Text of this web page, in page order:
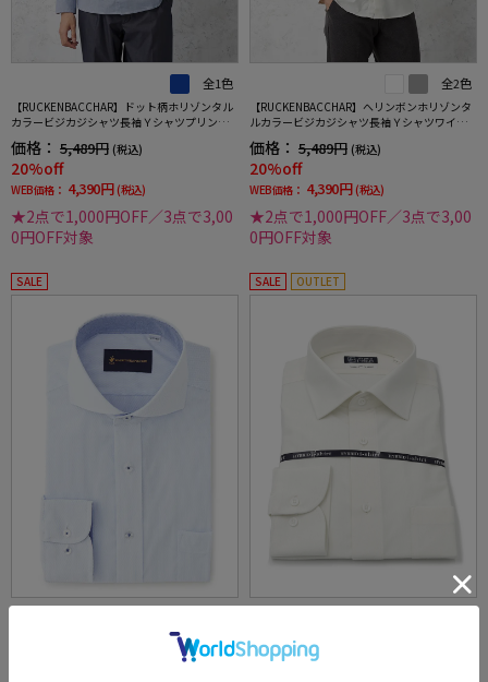
全1色
【RUCKENBACCHAR】ドット柄ホリゾンタル
カラービジカジシャツ長袖Ｙシャツプリント
ワイシャツ通年
価格： 5,489円 (税込)
20%off
WEB価格： 4,390円 (税込)
★2点で1,000円OFF／3点で3,00
0円OFF対象
全2色
【RUCKENBACCHAR】へリンボンホリゾンタ
ルカラービジカジシャツ長袖Ｙシャツワイシ
ャツ通年
価格： 5,489円 (税込)
20%off
WEB価格： 4,390円 (税込)
★2点で1,000円OFF／3点で3,00
0円OFF対象
SALE
【ビバリーヒルズポロクラブ】長袖サックス
ドビーストライプカッタウェイ別布長袖ワイ
SALE OUTLET
【ハイブリッドアイシャツ】ウール混素材長
袖ワイシャツカッタウェイ形態安定織柄無地